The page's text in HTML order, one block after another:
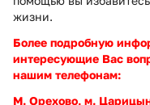
жизни.
Более подробную
интересующие Вас
нашим телефонам:
М. Орехово, м.